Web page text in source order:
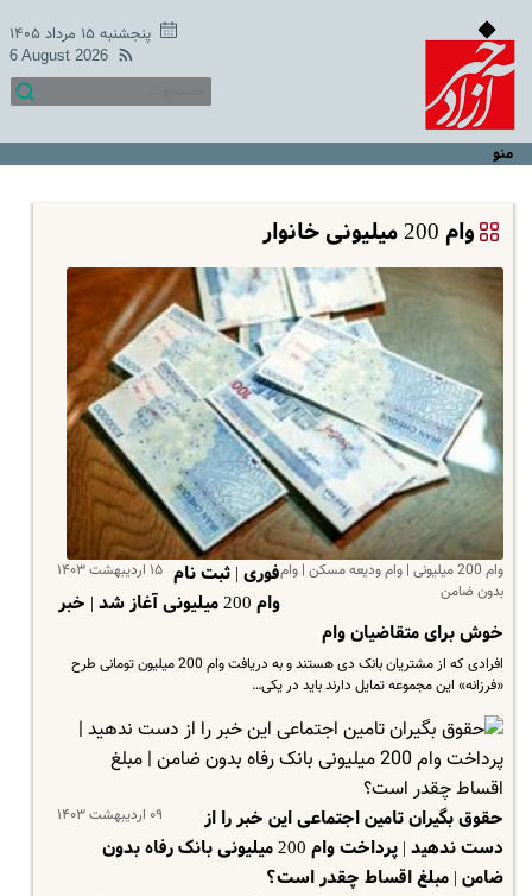
پنجشنبه ۱۵ مرداد ۱۴۰۵
6 August 2026
منو
وام 200 میلیونی خانوار
وام 200 میلیونی | وام ودیعه مسکن | وام
بدون ضامن
۱۵ اردیبهشت ۱۴۰۳ فوری | ثبت نام
وام 200 میلیونی آغاز شد | خبر
خوش برای متقاضیان وام
افرادی که از مشتریان بانک دی هستند و به دریافت وام 200 میلیون تومانی طرح
«فرزانه» این مجموعه تمایل دارند باید در یکی…
۰۹ اردیبهشت ۱۴۰۳
حقوق بگیران تامین اجتماعی این خبر را از
دست ندهید | پرداخت وام 200 میلیونی بانک رفاه بدون
ضامن | مبلغ اقساط چقدر است؟